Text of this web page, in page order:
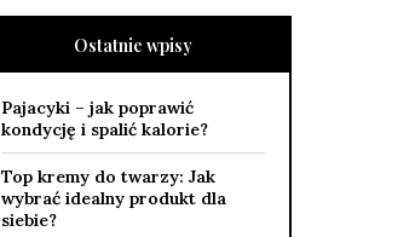
Ostatnie wpisy
Pajacyki – jak poprawić
kondycję i spalić kalorie?
Top kremy do twarzy: Jak
wybrać idealny produkt dla
siebie?